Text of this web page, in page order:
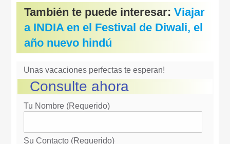
También te puede interesar:Viajar
a INDIA en el Festival de Diwali, el
año nuevo hindú
Unas vacaciones perfectas te esperan!
Consulte ahora
Tu Nombre (requerido)
Su Contacto (requerido)